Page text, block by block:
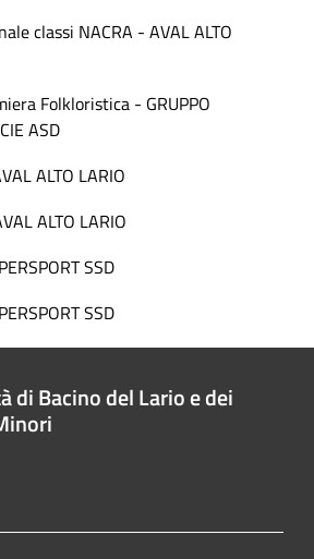
classi NACRA - AVAL ALTO
Folkloristica - GRUPPO
ASD
ALTO LARIO
ALTO LARIO
SSD
SSD
di Bacino del Lario e dei